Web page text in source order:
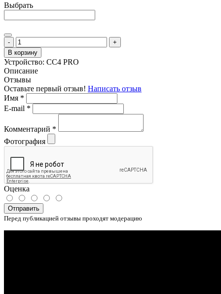
Выбрать
-
+
В корзину
Устройство: CC4 PRO
Описание
Отзывы
Оставьте первый отзыв! Написать отзыв
Имя *
E-mail *
Комментарий *
Фотография
Оценка
Отправить
Перед публикацией отзывы проходят модерацию